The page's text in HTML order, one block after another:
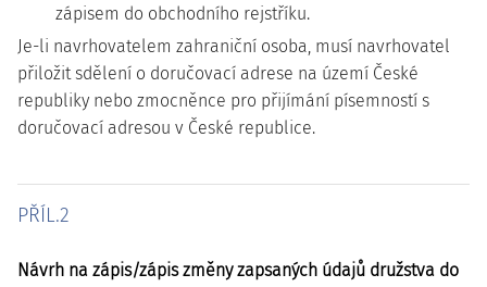
zápisem do obchodního rejstříku.
Je-li navrhovatelem zahraniční osoba, musí navrhovatel
přiložit sdělení o doručovací adrese na území České
republiky nebo zmocněnce pro přijímání písemností s
doručovací adresou v České republice.
PŘÍL.2
Návrh na zápis/zápis změny zapsaných údajů družstva do